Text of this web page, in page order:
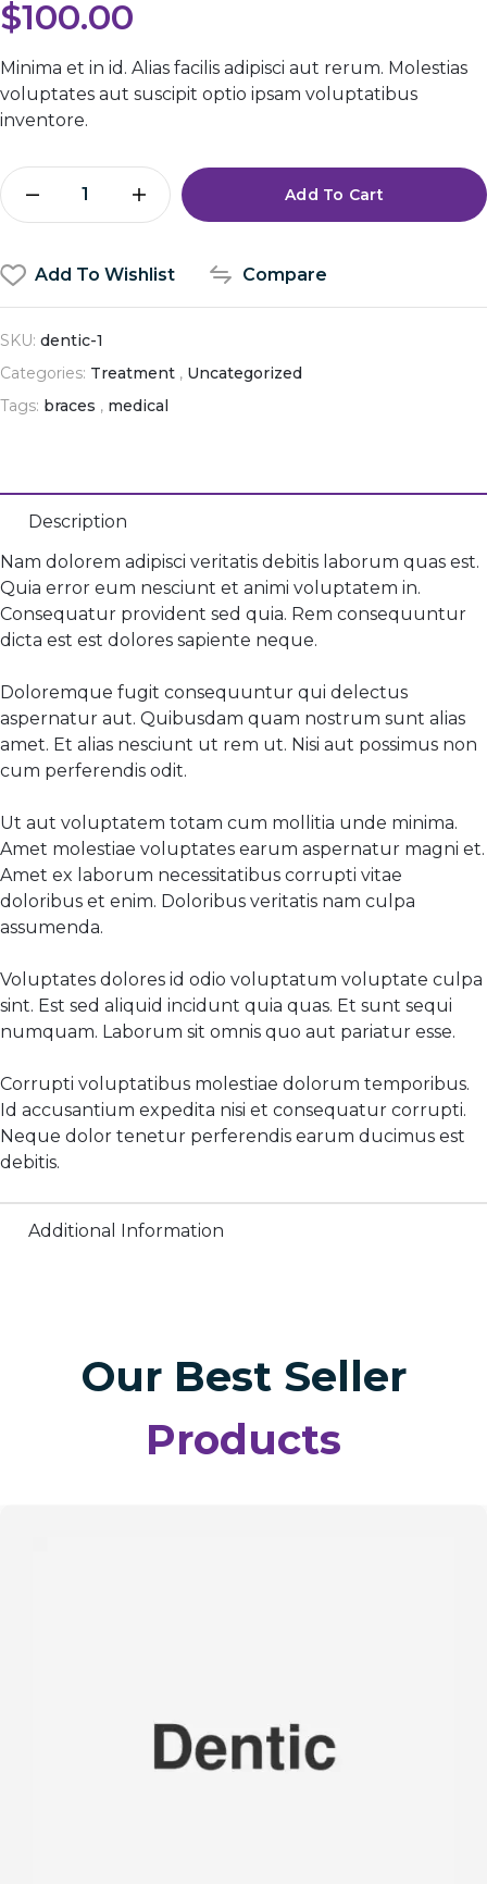
customer
ratings
$100.00
Minima et in id. Alias facilis adipisci aut rerum. Molestias
voluptates aut suscipit optio ipsam voluptatibus
inventore.
Add To Cart
Add To Wishlist Compare
SKU: dentic-1
Categories: Treatment , Uncategorized
Tags: braces , medical
Description
Nam dolorem adipisci veritatis debitis laborum quas est.
Quia error eum nesciunt et animi voluptatem in.
Consequatur provident sed quia. Rem consequuntur
dicta est est dolores sapiente neque.
Doloremque fugit consequuntur qui delectus
aspernatur aut. Quibusdam quam nostrum sunt alias
amet. Et alias nesciunt ut rem ut. Nisi aut possimus non
cum perferendis odit.
Ut aut voluptatem totam cum mollitia unde minima.
Amet molestiae voluptates earum aspernatur magni et.
Amet ex laborum necessitatibus corrupti vitae
doloribus et enim. Doloribus veritatis nam culpa
assumenda.
Voluptates dolores id odio voluptatum voluptate culpa
sint. Est sed aliquid incidunt quia quas. Et sunt sequi
numquam. Laborum sit omnis quo aut pariatur esse.
Corrupti voluptatibus molestiae dolorum temporibus.
Id accusantium expedita nisi et consequatur corrupti.
Neque dolor tenetur perferendis earum ducimus est
debitis.
Additional Information
Our Best Seller
Products